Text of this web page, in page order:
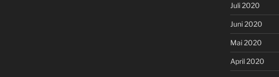
Juli 2020
Juni 2020
Mai 2020
April 2020